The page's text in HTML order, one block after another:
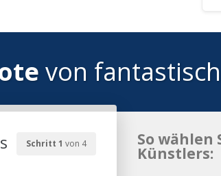
von
Schritt 1 von 4 So wählen
Künstlers: